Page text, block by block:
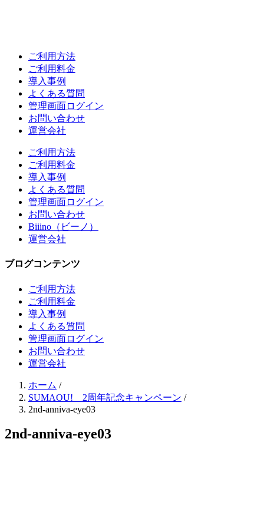
ご利用方法
ご利用料金
導入事例
よくある質問
管理画面ログイン
お問い合わせ
運営会社
ご利用方法
ご利用料金
導入事例
よくある質問
管理画面ログイン
お問い合わせ
Biiino（ビーノ）
運営会社
ブログコンテンツ
ご利用方法
ご利用料金
導入事例
よくある質問
管理画面ログイン
お問い合わせ
運営会社
ホーム /
SUMAOU! 2周年記念キャンペーン /
2nd-anniva-eye03
2nd-anniva-eye03